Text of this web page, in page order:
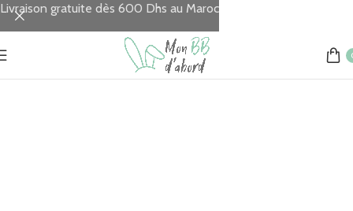
Livraison gratuite dès 600 Dhs au Maroc